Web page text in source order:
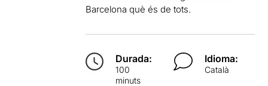
Barcelona què és de tots.
Durada:
100
minuts
Idioma:
Català